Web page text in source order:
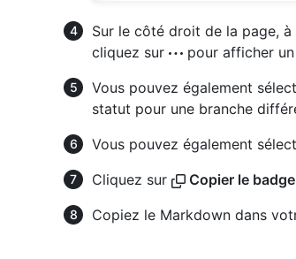
Sur le côté droit de la page,
cliquez sur
pour afficher
Vous pouvez également
statut pour une branche
Vous pouvez également
Cliquez sur
Copier le
Copiez le Markdown dans